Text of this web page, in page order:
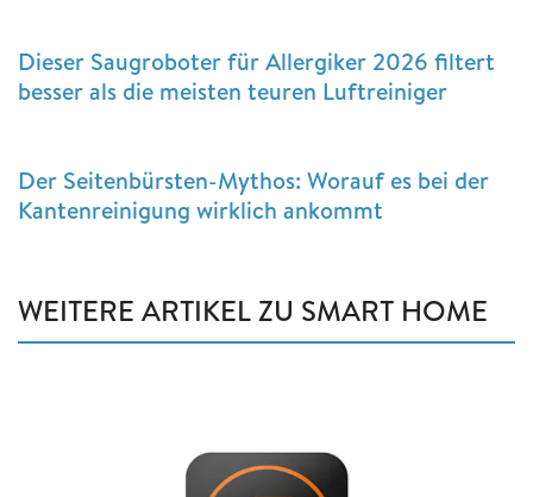
Dieser Saugroboter für Allergiker 2026 filtert
besser als die meisten teuren Luftreiniger
Der Seitenbürsten-Mythos: Worauf es bei der
Kantenreinigung wirklich ankommt
WEITERE ARTIKEL ZU SMART HOME